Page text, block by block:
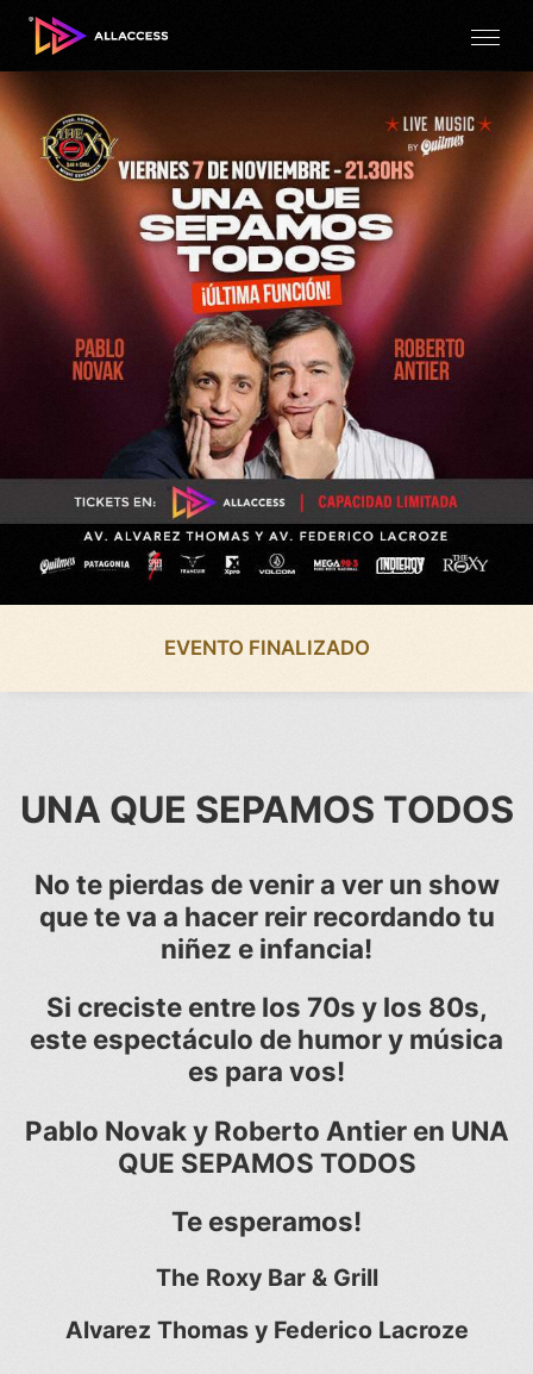
EVENTO FINALIZADO
UNA QUE SEPAMOS TODOS
No te pierdas de venir a ver un show
que te va a hacer reir recordando tu
niñez e infancia!
Si creciste entre los 70s y los 80s,
este espectáculo de humor y música
es para vos!
Pablo Novak y Roberto Antier en UNA
QUE SEPAMOS TODOS
Te esperamos!
The Roxy Bar & Grill
Alvarez Thomas y Federico Lacroze